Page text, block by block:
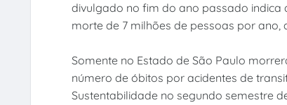
divulgado no fim do ano passado
morte de 7 milhões de pessoas por
Somente no Estado de São Paulo
número de óbitos por acidentes de
Sustentabilidade no segundo semestre